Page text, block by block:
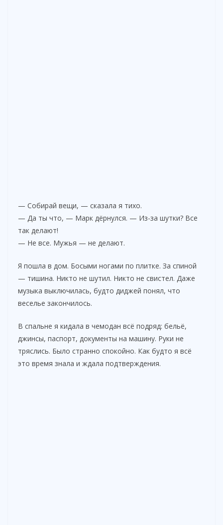
— Собирай вещи, — сказала я тихо.
— Да ты что, — Марк дёрнулся. — Из-за шутки? Все
так делают!
— Не все. Мужья — не делают.
Я пошла в дом. Босыми ногами по плитке. За спиной
— тишина. Никто не шутил. Никто не свистел. Даже
музыка выключилась, будто диджей понял, что
веселье закончилось.
В спальне я кидала в чемодан всё подряд: бельё,
джинсы, паспорт, документы на машину. Руки не
тряслись. Было странно спокойно. Как будто я всё
это время знала и ждала подтверждения.